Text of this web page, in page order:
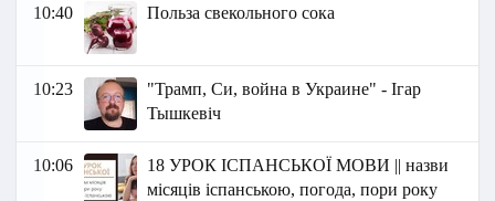
10:40 Польза свекольного сока
10:23
"Трамп, Си, война в Украине" - Ігар
Тышкевіч
10:06
18 УРОК ІСПАНСЬКОЇ МОВИ || назви
місяців іспанською, погода, пори року